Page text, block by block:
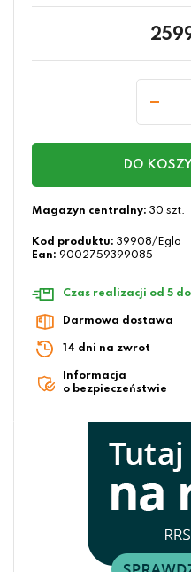
DO
Magazyn centralny: 30 szt.
Kod produktu: 39908/Eglo
Ean: 9002759399085
Czas realizacji od 5
Darmowa dostawa
14 dni na zwrot
Informacja
o bezpieczeństwie